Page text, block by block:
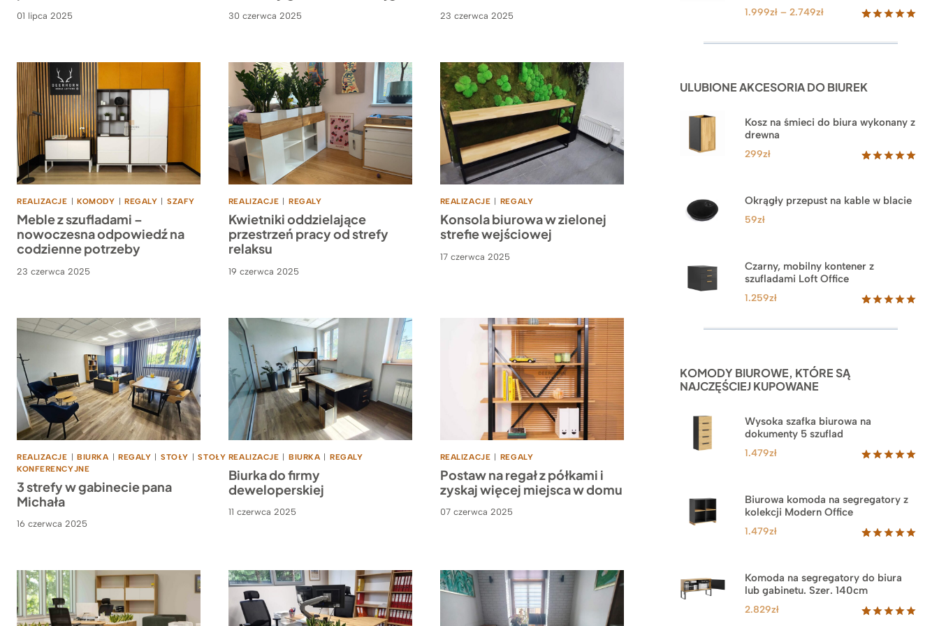
01 lipca 2025 30 czerwca 2025 23 czerwca 2025
REALIZACJE KOMODY REGALY SZAFY
Meble z szufladami –
nowoczesna odpowiedź na
codzienne potrzeby
23 czerwca 2025
REALIZACJE REGALY
Kwietniki oddzielające
przestrzeń pracy od strefy
relaksu
19 czerwca 2025
REALIZACJE REGALY
Konsola biurowa w zielonej
strefie wejściowej
17 czerwca 2025
REALIZACJE BIURKA REGALY STOŁY
STOŁY
KONFERENCYJNE
3 strefy w gabinecie pana
Michała
16 czerwca 2025
REALIZACJE BIURKA REGALY
Biurka do firmy
deweloperskiej
11 czerwca 2025
REALIZACJE REGALY
Postaw na regał z półkami i
zyskaj więcej miejsca w domu
07 czerwca 2025
5.00na 5
klientów
1.999zł – 2.749złZakres
od
2.749zł
ULUBIONE AKCESORIA DO BIUREK
Kosz na śmieci do biura wykonany z
drewna
na
podstawie
299zł
Okrągły przepust na kable w blacie
59zł
Czarny, mobilny kontener z
szufladami Loft Office
5.00na 5
1.259zł
KOMODY BIUROWE, KTÓRE SĄ
NAJCZĘŚCIEJ KUPOWANE
Wysoka szafka biurowa na
dokumenty 5 szuflad
podstawie
klienta
1.479zł
Biurowa komoda na segregatory z
kolekcji Modern Office
na
podstawie
ocen
klientów
1.479zł
Komoda na segregatory do biura
lub gabinetu. Szer. 140cm
2.829zł